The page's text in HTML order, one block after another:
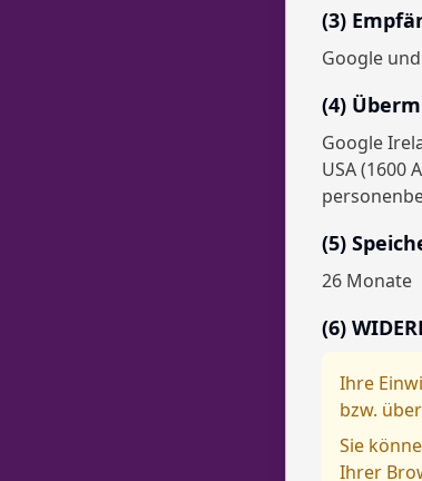
(3)
Google
(4)
Google
USA (1600
(5)
26 Monate
(6)
Ihre
bzw.
Sie
Ihrer